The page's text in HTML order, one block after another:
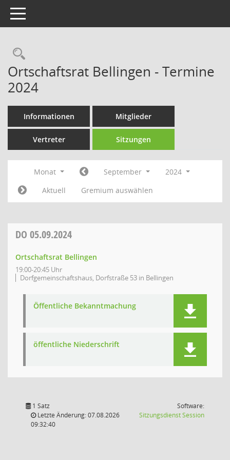
Toggle navigation
Rechercheauswahl
Ortschaftsrat Bellingen - Termine
2024
Informationen Mitglieder
Vertreter Sitzungen
Monat September
2024
Aktuell
Gremium auswählen
DO 05.09.2024
Ortschaftsrat Bellingen
19:00-20:45 Uhr
Dorfgemeinschaftshaus, Dorfstraße 53 in Bellingen
Öffentliche Bekanntmachung
öffentliche Niederschrift
1 Satz
Letzte Änderung: 07.08.2026
09:32:40
Software:
SitzungsdienstSession(Wird in